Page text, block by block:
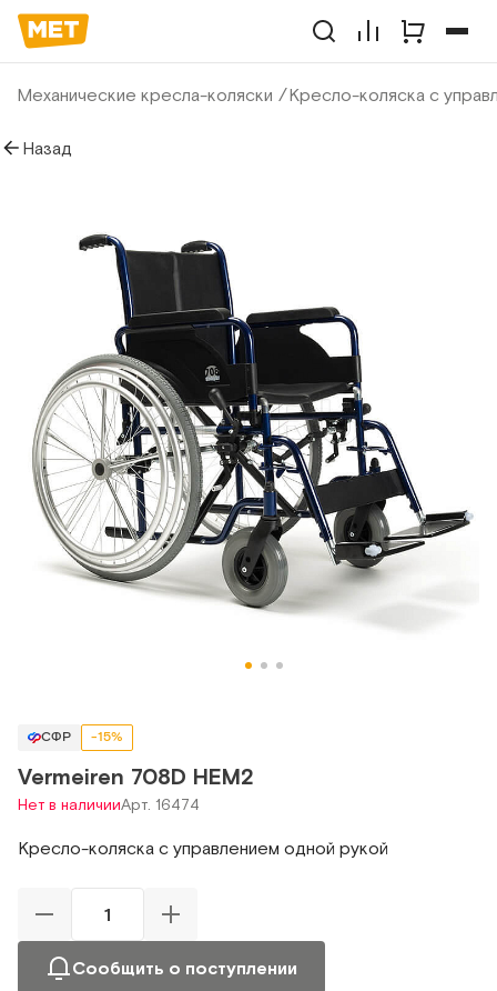
Механические кресла-коляски Кресло-коляска с
Назад
СФР -15%
Vermeiren 708D HEM2
Нет в наличииАрт. 16474
Кресло-коляска с управлением одной рукой
Сообщить о поступлении